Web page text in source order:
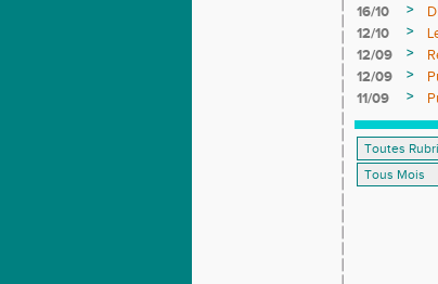
16/10
>
12/10
>
12/09
>
12/09
>
11/09
>